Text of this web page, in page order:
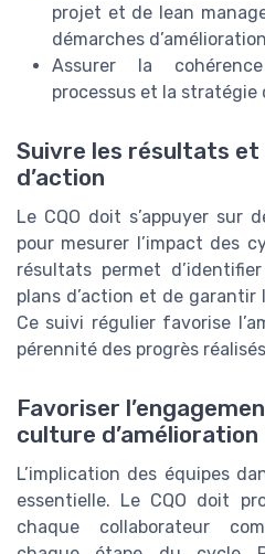
projet et de lean
démarches d’amélioration
Assurer la
processus et la stratégie
Suivre les résultats et
d’action
Le CQO doit s’appuyer sur
pour mesurer l’impact des
résultats permet
plans d’action et de garantir
Ce suivi régulier favorise
pérennité des progrès
Favoriser
culture d’amélioration
L’implication des équipes
essentielle. Le CQO doit
chaque collaborateur